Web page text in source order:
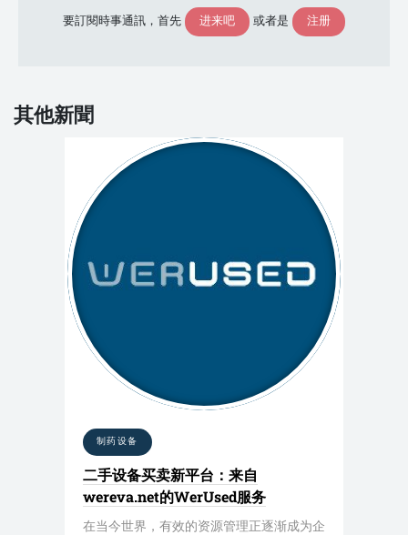
要訂閱時事通訊，首先 进来吧 或者是 注册
其他新聞
制药设备
二手设备买卖新平台：来自
wereva.net的WerUsed服务
在当今世界，有效的资源管理正逐渐成为企